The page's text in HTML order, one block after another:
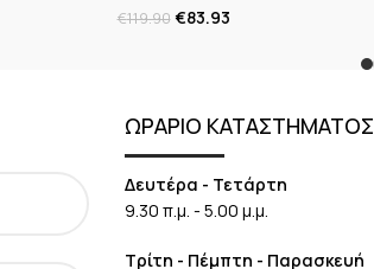
€119.90 €83.93
ΩΡΑΡΙΟ ΚΑΤΑΣΤΗΜΑΤΟΣ
Δευτέρα - Τετάρτη
9.30 π.μ. - 5.00 μ.μ.
Τρίτη - Πέμπτη - Παρασκευή